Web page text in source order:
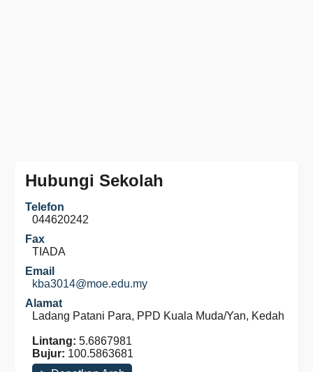
Hubungi Sekolah
Telefon
044620242
Fax
TIADA
Email
kba3014@moe.edu.my
Alamat
Ladang Patani Para, PPD Kuala Muda/Yan, Kedah
Lintang: 5.6867981
Bujur: 100.5863681